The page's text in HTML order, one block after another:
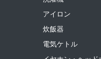
アイロン
炊飯器
電気ケトル